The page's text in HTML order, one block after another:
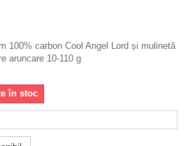
100% carbon Cool Angel Lord și mulinetă
aruncare 10-110 g
în stoc